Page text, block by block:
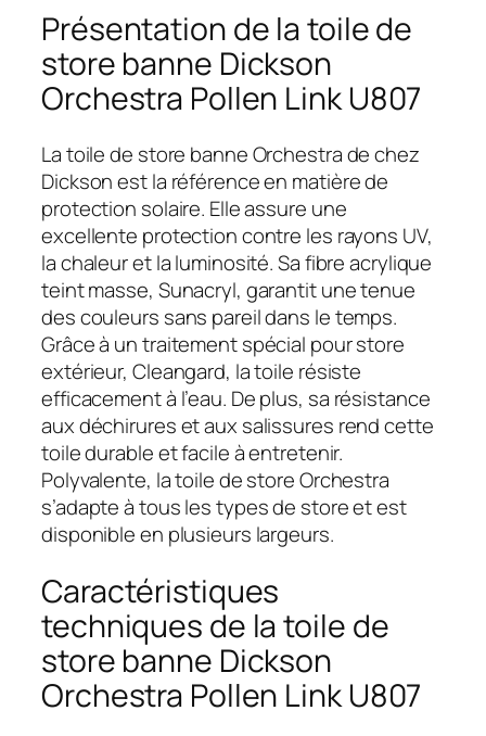
Présentation de la toile de
store banne Dickson
Orchestra Pollen Link U807
La toile de store banne Orchestra de chez
Dickson est la référence en matière de
protection solaire. Elle assure une
excellente protection contre les rayons UV,
la chaleur et la luminosité. Sa fibre acrylique
teint masse, Sunacryl, garantit une tenue
des couleurs sans pareil dans le temps.
Grâce à un traitement spécial pour store
extérieur, Cleangard, la toile résiste
efficacement à l’eau. De plus, sa résistance
aux déchirures et aux salissures rend cette
toile durable et facile à entretenir.
Polyvalente, la toile de store Orchestra
s’adapte à tous les types de store et est
disponible en plusieurs largeurs.
Caractéristiques
techniques de la toile de
store banne Dickson
Orchestra Pollen Link U807